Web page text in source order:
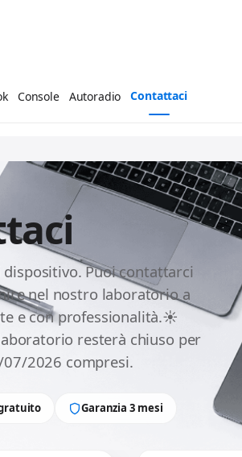
Console Autoradio Contattaci
Puoi contattarci
nel nostro laboratorio a
e con professionalità.☀️
resterà chiuso per
2026 compresi.
Garanzia 3 mesi